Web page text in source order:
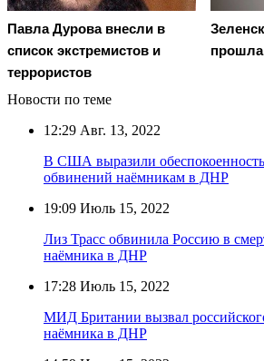
Павла Дурова внесли в
список экстремистов и
террористов
прошла
Новости по теме
12:29 Авг. 13, 2022
В США выразили обеспокоенность
обвинений наёмникам в ДНР
19:09 Июль 15, 2022
Лиз Трасс обвинила Россию в
наёмника в ДНР
17:28 Июль 15, 2022
МИД Британии вызвал
наёмника в ДНР